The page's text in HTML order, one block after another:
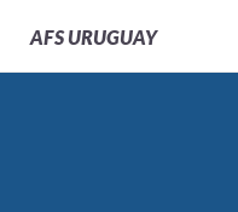
AFSURUGUAY